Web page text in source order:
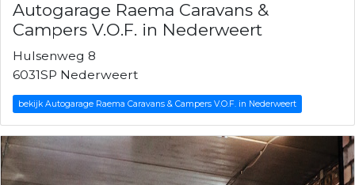
Autogarage Raema Caravans &
Campers V.O.F. in Nederweert
Hulsenweg 8
6031SP Nederweert
bekijk Autogarage Raema Caravans & Campers V.O.F. in Nederweert